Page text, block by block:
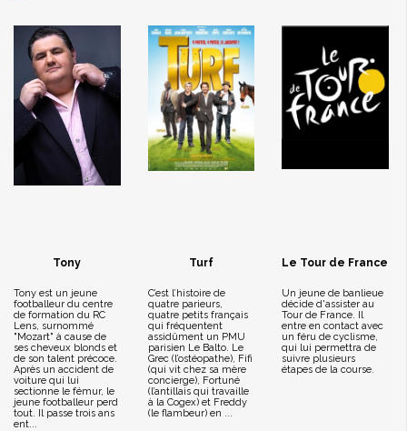
Tony
Tony est un jeune
footballeur du centre
de formation du RC
Lens, surnommé
"Mozart" à cause de
ses cheveux blonds et
de son talent précoce.
Après un accident de
voiture qui lui
sectionne le fémur, le
jeune footballeur perd
tout. Il passe trois ans
ent...
Turf
C’est l’histoire de
quatre parieurs,
quatre petits français
qui fréquentent
assidûment un PMU
parisien Le Balto. Le
Grec (l’ostéopathe), Fifi
(qui vit chez sa mère
concierge), Fortuné
(l’antillais qui travaille
à la Cogex) et Freddy
(le flambeur) en ...
Le Tour de France
Un jeune de banlieue
décide d'assister au
Tour de France. Il
entre en contact avec
un féru de cyclisme,
qui lui permettra de
suivre plusieurs
étapes de la course.